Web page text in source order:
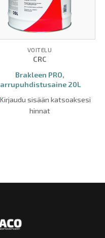
VOITELU
CRC
Brakleen PRO,
20L
Kirjaudu sisään katsoaksesi
hinnat